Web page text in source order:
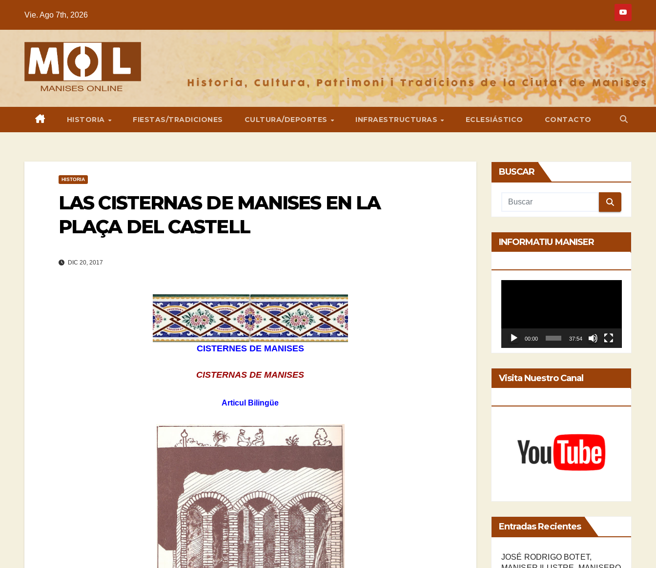
Vie. Ago 7th, 2026
HISTORIA FIESTAS/TRADICIONES CULTURA/DEPORTES INFRAESTRUCTURAS ECLESIÁSTICO CONTACTO
HISTORIA
LAS CISTERNAS DE MANISES EN LA
PLAÇA DEL CASTELL
DIC 20, 2017
CISTERNES DE MANISES
CISTERNAS DE MANISES
Articul Bilingüe
BUSCAR
INFORMATIU MANISER
00:00 37:54
Visita Nuestro Canal
Entradas Recientes
JOSÉ RODRIGO BOTET,